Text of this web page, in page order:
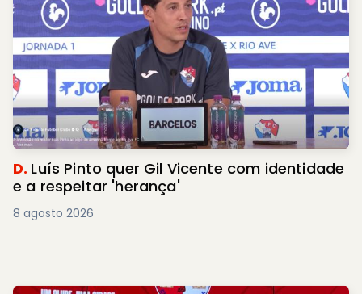
D. Luís Pinto quer Gil Vicente com identidade
e a respeitar 'herança'
8 agosto 2026